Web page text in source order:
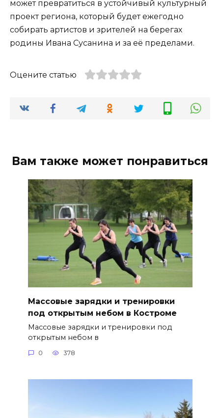
может превратиться в устойчивый культурный
проект региона, который будет ежегодно
собирать артистов и зрителей на берегах
родины Ивана Сусанина и за её пределами.
Оцените статью
Вам также может понравиться
Массовые зарядки и тренировки
под открытым небом в Костроме
Массовые зарядки и тренировки под
открытым небом в
0 378